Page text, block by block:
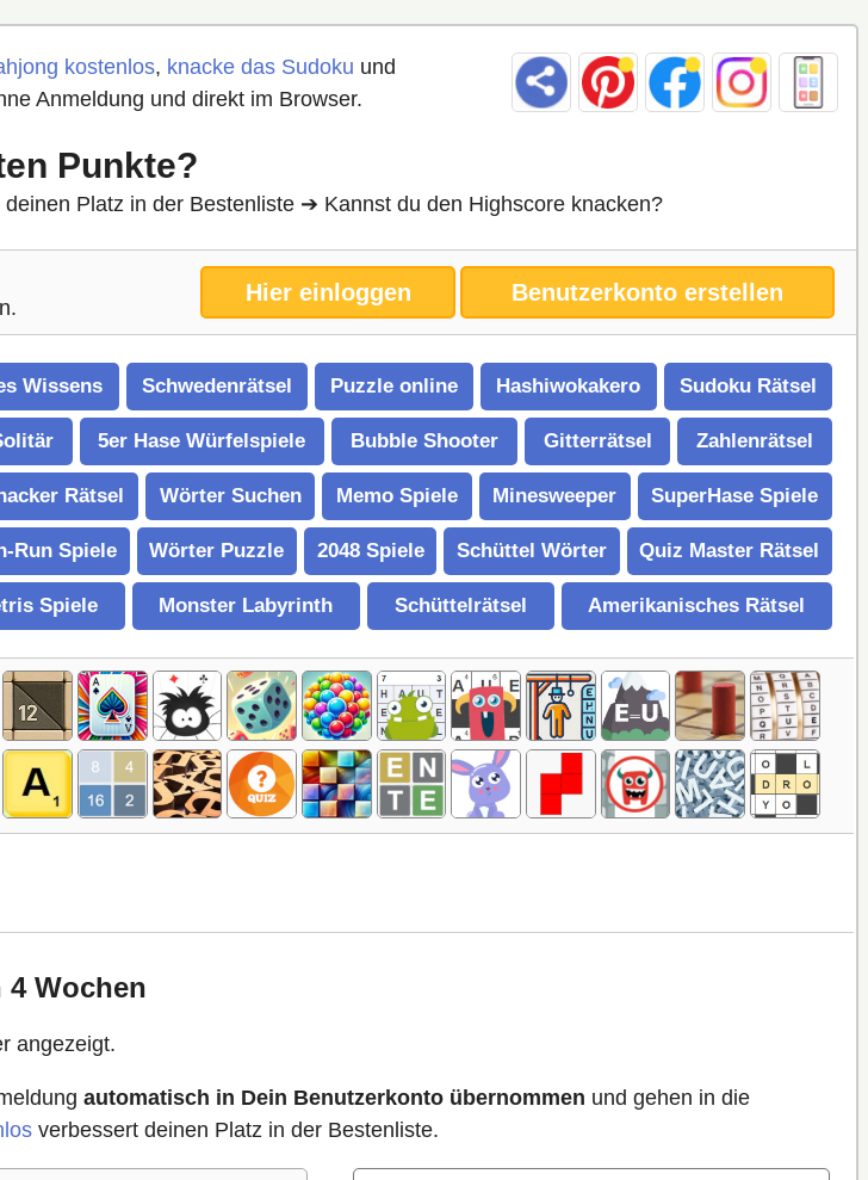
kostenlos, knacke das Sudoku und
Anmeldung und direkt im Browser.
Punkte?
Platz in der Bestenliste ➔ Kannst du den Highscore knacken?
Hier einloggen Benutzerkonto erstellen
Wissens Schwedenrätsel Puzzle online Hashiwokakero Sudoku Rätsel
5er Hase Würfelspiele Bubble Shooter Gitterrätsel Zahlenrätsel
Rätsel Wörter Suchen Memo Spiele Minesweeper SuperHase Spiele
Run Spiele Wörter Puzzle 2048 Spiele Schüttel Wörter Quiz Master Rätsel
Spiele Monster Labyrinth Schüttelrätsel Amerikanisches Rätsel
Wochen
angezeigt.
automatisch in Dein Benutzerkonto übernommen und gehen in die
verbessert deinen Platz in der Bestenliste.